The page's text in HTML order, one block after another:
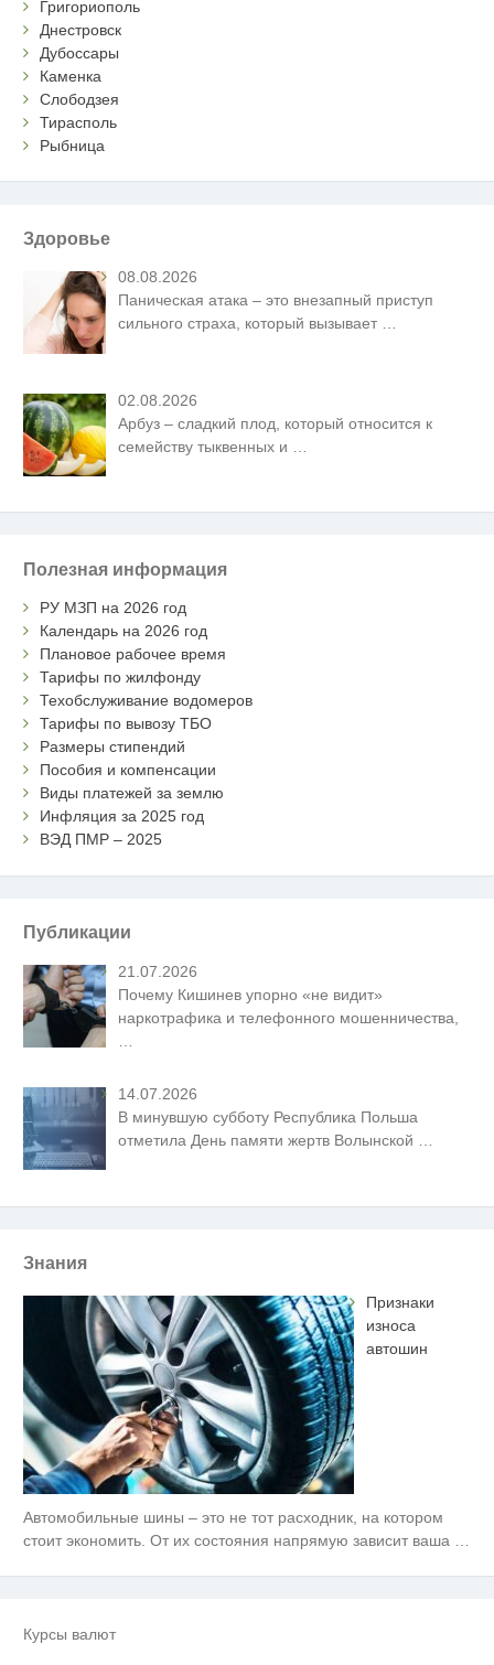
Григориополь
Днестровск
Дубоссары
Каменка
Слободзея
Тирасполь
Рыбница
Здоровье
08.08.2026
Паническая атака – это внезапный приступ
сильного страха, который вызывает …
02.08.2026
Арбуз – сладкий плод, который относится к
семейству тыквенных и
Полезная информация
РУ МЗП на 2026 год
Календарь на 2026 год
Плановое рабочее время
Тарифы по жилфонду
Техобслуживание водомеров
Тарифы по вывозу ТБО
Размеры стипендий
Пособия и компенсации
Виды платежей за землю
Инфляция за 2025 год
ВЭД ПМР – 2025
Публикации
21.07.2026
Почему Кишинев упорно «не видит»
наркотрафика и телефонного мошенничества,
14.07.2026
В минувшую субботу Республика Польша
отметила День памяти жертв Волынской
Знания
Признаки
износа
автошин
Автомобильные шины – это не тот расходник, на котором
стоит экономить. От их состояния напрямую зависит ваша
Курсы валют